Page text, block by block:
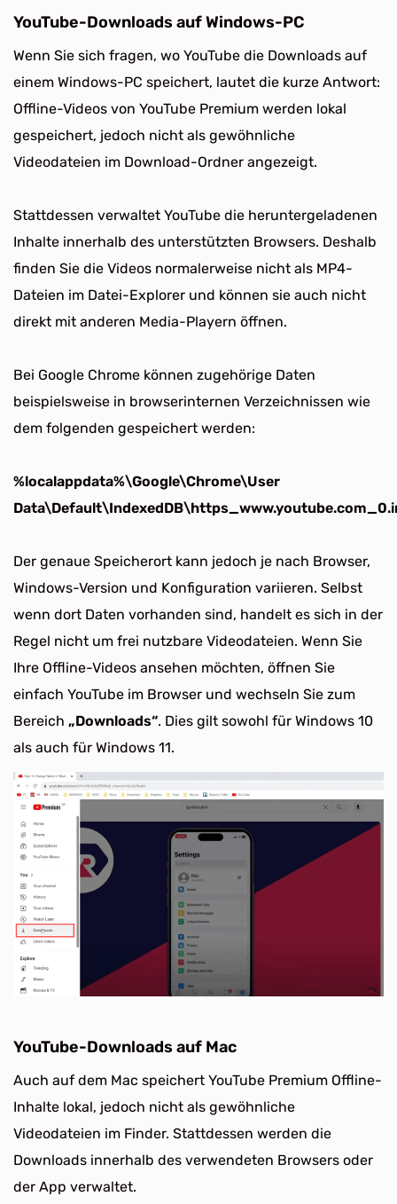
YouTube-Downloads auf Windows-PC
Wenn Sie sich fragen, wo YouTube die Downloads auf
einem Windows-PC speichert, lautet die kurze Antwort:
Offline-Videos von YouTube Premium werden lokal
gespeichert, jedoch nicht als gewöhnliche
Videodateien im Download-Ordner angezeigt.
Stattdessen verwaltet YouTube die heruntergeladenen
Inhalte innerhalb des unterstützten Browsers. Deshalb
finden Sie die Videos normalerweise nicht als MP4-
Dateien im Datei-Explorer und können sie auch nicht
direkt mit anderen Media-Playern öffnen.
Bei Google Chrome können zugehörige Daten
beispielsweise in browserinternen Verzeichnissen wie
dem folgenden gespeichert werden:
%localappdata%\Google\Chrome\User
Der genaue Speicherort kann jedoch je nach Browser,
Windows-Version und Konfiguration variieren. Selbst
wenn dort Daten vorhanden sind, handelt es sich in der
Regel nicht um frei nutzbare Videodateien. Wenn Sie
Ihre Offline-Videos ansehen möchten, öffnen Sie
einfach YouTube im Browser und wechseln Sie zum
Bereich „Downloads“. Dies gilt sowohl für Windows 10
als auch für Windows 11.
YouTube-Downloads auf Mac
Auch auf dem Mac speichert YouTube Premium Offline-
Inhalte lokal, jedoch nicht als gewöhnliche
Videodateien im Finder. Stattdessen werden die
Downloads innerhalb des verwendeten Browsers oder
der App verwaltet.